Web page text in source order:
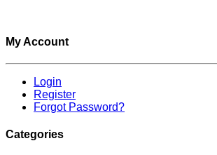
My Account
Login
Register
Forgot Password?
Categories